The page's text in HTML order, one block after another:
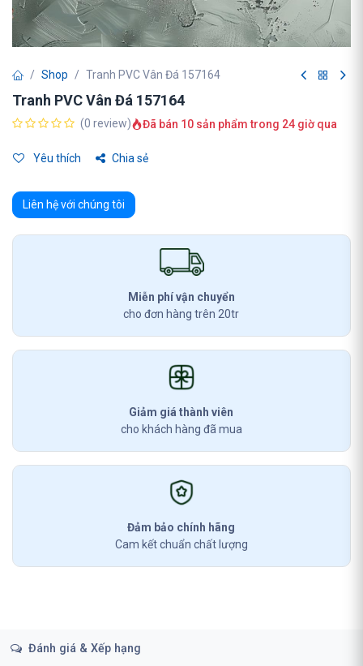
Shop Tranh PVC Vân Đá 157164
Tranh PVC Vân Đá 157164
(0 review) Đã bán 10 sản phẩm trong 24 giờ qua
Yêu thích Chia sẻ
Liên hệ với chúng tôi
Miễn phí vận chuyển
cho đơn hàng trên 20tr
Giảm giá thành viên
cho khách hàng đã mua
Đảm bảo chính hãng
Cam kết chuẩn chất lượng
Đánh giá & Xếp hạng